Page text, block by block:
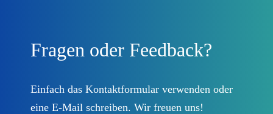
Beteiligungsplattform
Prozessbegleitung
Fragen oder Feedback?
Einfach das Kontaktformularverwenden oder
eine E-Mail schreiben. Wir freuen uns!